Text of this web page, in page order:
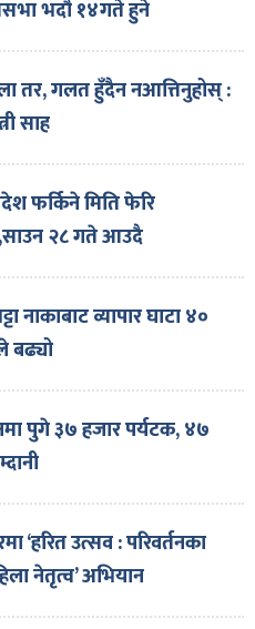
भदौ १४गते हुने
तर, गलत हुँदैन नआत्तिनुहोस् :
साह
फर्किने मिति फेरि
२८ गते आउदै
नाकाबाट व्यापार घाटा ४०
बढ्यो
पुगे ३७ हजार पर्यटक, ४७
‘हरित उत्सव : परिवर्तनका
नेतृत्व’ अभियान